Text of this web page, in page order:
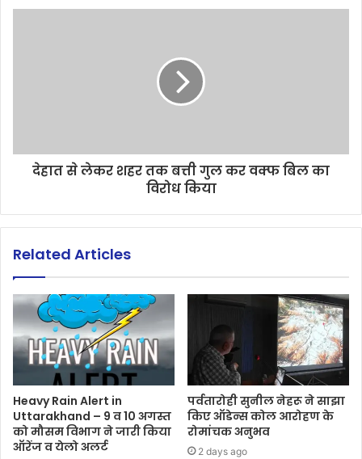
देहात से लेकर शहर तक बत्ती गुल कर वक्फ बिल का
विरोध किया
Related Articles
Heavy Rain Alert in
Uttarakhand – 9 व 10 अगस्त
को मौसम विभाग ने जारी किया
ऑरेंज व येलो अलर्ट
पर्वतारोही सुनील नेहरू ने साझा
किए ऑडेन्स कोल आरोहण के
रोमांचक अनुभव
2 days ago